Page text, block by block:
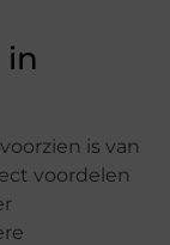
in
is van
voordelen